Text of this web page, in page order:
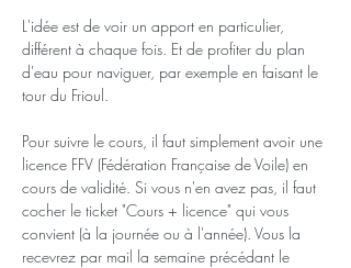
L'idée est de voir un apport en particulier,
différent à chaque fois. Et de profiter du plan
d'eau pour naviguer, par exemple en faisant le
tour du Frioul.
Pour suivre le cours, il faut simplement avoir une
licence FFV (Fédération Française de Voile) en
cours de validité. Si vous n'en avez pas, il faut
cocher le ticket "Cours + licence" qui vous
convient (à la journée ou à l'année). Vous la
recevrez par mail la semaine précédant le